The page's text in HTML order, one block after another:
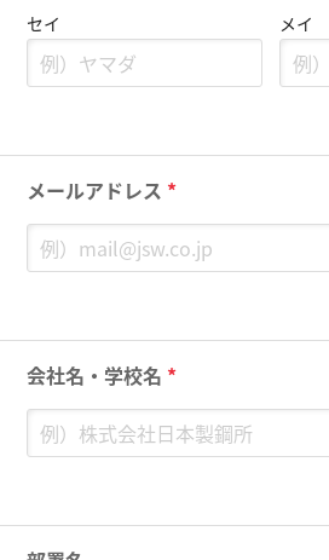
セイ メイ
メールアドレス *
会社名・学校名 *